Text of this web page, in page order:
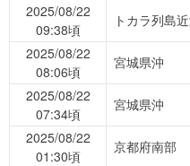
2025/08/22
09:38頃
トカラ列島
2025/08/22
08:06頃
宮城県沖
2025/08/22
07:34頃
宮城県沖
2025/08/22
01:30頃
京都府南部